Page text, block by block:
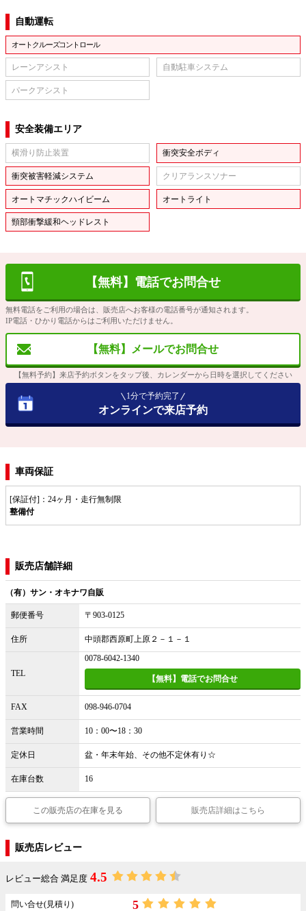
自動運転
オートクルーズコントロール
レーンアシスト 自動駐車システム
パークアシスト
安全装備エリア
横滑り防止装置 衝突安全ボディ
衝突被害軽減システム クリアランスソナー
オートマチックハイビーム オートライト
頸部衝撃緩和ヘッドレスト
【無料】電話でお問合せ
無料電話をご利用の場合は、販売店へお客様の電話番号が通知されます。
IP電話・ひかり電話からはご利用いただけません。
【無料】メールでお問合せ
【無料予約】来店予約ボタンをタップ後、カレンダーから日時を選択してください
1分で予約完了
オンラインで来店予約
車両保証
[保証付]：24ヶ月・走行無制限
整備付
販売店舗詳細
（有）サン・オキナワ自販
郵便番号 〒903-0125
住所 中頭郡西原町上原２－１－１
TEL
0078-6042-1340
【無料】電話でお問合せ
FAX 098-946-0704
営業時間 10：00〜18：30
定休日 盆・年末年始、その他不定休有り☆
在庫台数 16
この販売店の在庫を見る 販売店詳細はこちら
販売店レビュー
レビュー総合 満足度 4.5
問い合せ(見積り) 5